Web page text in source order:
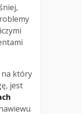
na który
jest